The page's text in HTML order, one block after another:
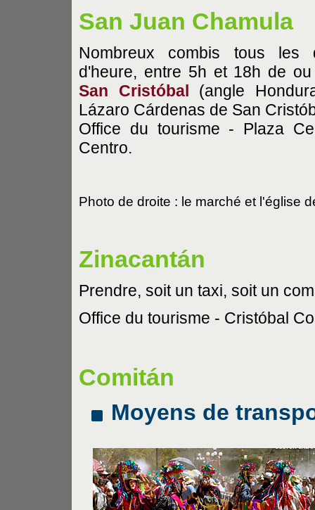
San Juan Chamula
Nombreux combis tous les
d'heure, entre 5h et 18h de
San Cristóbal
(angle
Lázaro Cárdenas de San
Office du tourisme - Plaza
Centro.
Photo de droite : le marché et l'église
Zinacantán
Prendre, soit un taxi, soit un
Office du tourisme - Cristóbal
Comitán
Moyens de